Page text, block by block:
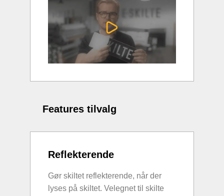
Features tilvalg
Reflekterende
Gør skiltet reflekterende, når der
lyses på skiltet. Velegnet til skilte